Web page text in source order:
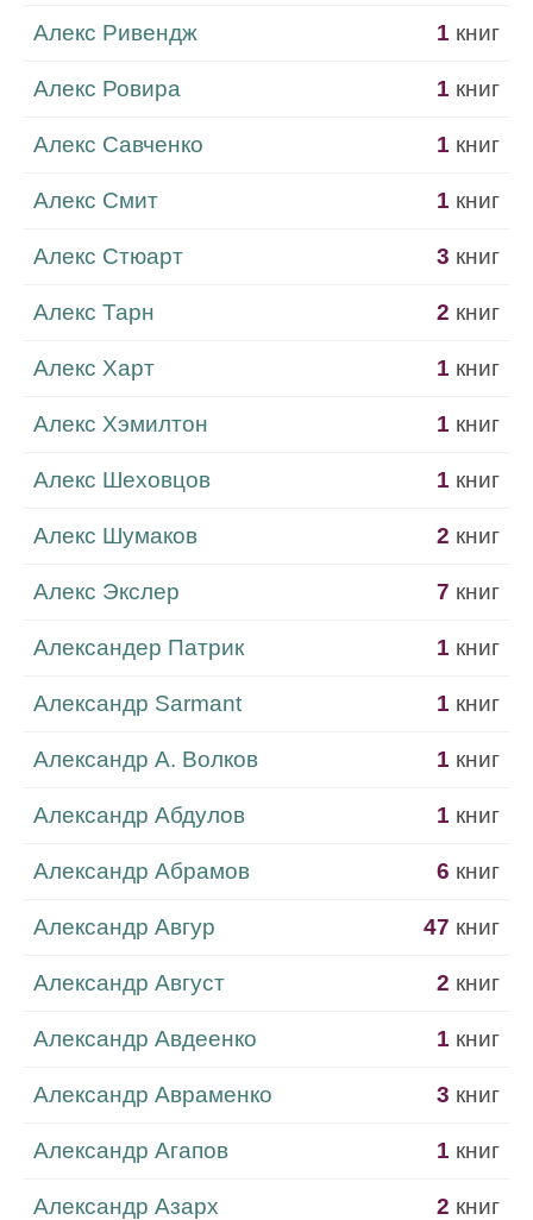
Алекс Ривендж 1 книг
Алекс Ровира 1 книг
Алекс Савченко 1 книг
Алекс Смит 1 книг
Алекс Стюарт 3 книг
Алекс Тарн 2 книг
Алекс Харт 1 книг
Алекс Хэмилтон 1 книг
Алекс Шеховцов 1 книг
Алекс Шумаков 2 книг
Алекс Экслер 7 книг
Александер Патрик 1 книг
Александр Sarmant 1 книг
Александр А. Волков 1 книг
Александр Абдулов 1 книг
Александр Абрамов 6 книг
Александр Авгур 47 книг
Александр Август 2 книг
Александр Авдеенко 1 книг
Александр Авраменко 3 книг
Александр Агапов 1 книг
Александр Азарх 2 книг